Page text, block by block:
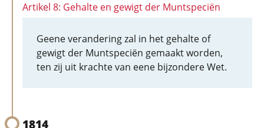
Artikel 8: Gehalte en gewigt der Muntspeciën
Geene verandering zal in het gehalte of
gewigt der Muntspeciën gemaakt worden,
ten zij uit krachte van eene bijzondere Wet.
1814